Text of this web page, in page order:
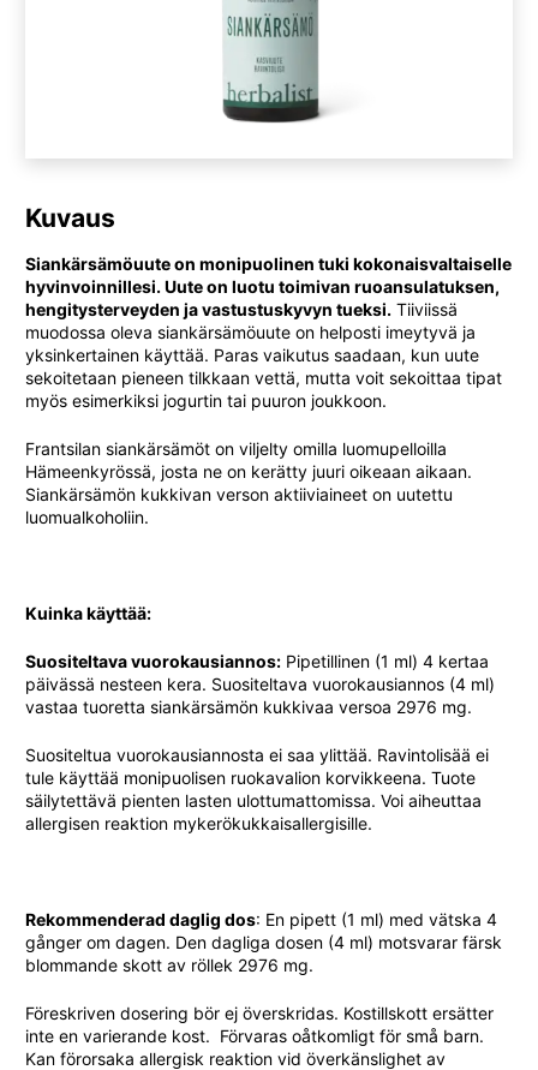
Kuvaus
Siankärsämöuute on monipuolinen tuki kokonaisvaltaiselle
hyvinvoinnillesi. Uute on luotu toimivan ruoansulatuksen,
hengitysterveyden ja vastustuskyvyn tueksi. Tiiviissä
muodossa oleva siankärsämöuute on helposti imeytyvä ja
yksinkertainen käyttää. Paras vaikutus saadaan, kun uute
sekoitetaan pieneen tilkkaan vettä, mutta voit sekoittaa tipat
myös esimerkiksi jogurtin tai puuron joukkoon.
Frantsilan siankärsämöt on viljelty omilla luomupelloilla
Hämeenkyrössä, josta ne on kerätty juuri oikeaan aikaan.
Siankärsämön kukkivan verson aktiiviaineet on uutettu
luomualkoholiin.
Kuinka käyttää:
Suositeltava vuorokausiannos: Pipetillinen (1 ml) 4 kertaa
päivässä nesteen kera. Suositeltava vuorokausiannos (4 ml)
vastaa tuoretta siankärsämön kukkivaa versoa 2976 mg.
Suositeltua vuorokausiannosta ei saa ylittää. Ravintolisää ei
tule käyttää monipuolisen ruokavalion korvikkeena. Tuote
säilytettävä pienten lasten ulottumattomissa. Voi aiheuttaa
allergisen reaktion mykerökukkaisallergisille.
Rekommenderad daglig dos: En pipett (1 ml) med vätska 4
gånger om dagen. Den dagliga dosen (4 ml) motsvarar färsk
blommande skott av röllek 2976 mg.
Föreskriven dosering bör ej överskridas. Kostillskott ersätter
inte en varierande kost. Förvaras oåtkomligt för små barn.
Kan förorsaka allergisk reaktion vid överkänslighet av